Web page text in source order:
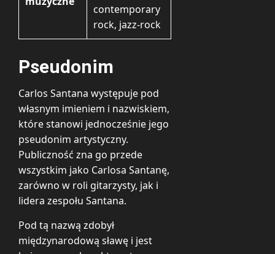
contemporary
rock, jazz-rock
Pseudonim
Carlos Santana występuje pod
własnym imieniem i nazwiskiem,
które stanowi jednocześnie jego
pseudonim artystyczny.
Publiczność zna go przede
wszystkim jako Carlosa Santanę,
zarówno w roli gitarzysty, jak i
lidera zespołu Santana.
Pod tą nazwą zdobył
międzynarodową sławę i jest